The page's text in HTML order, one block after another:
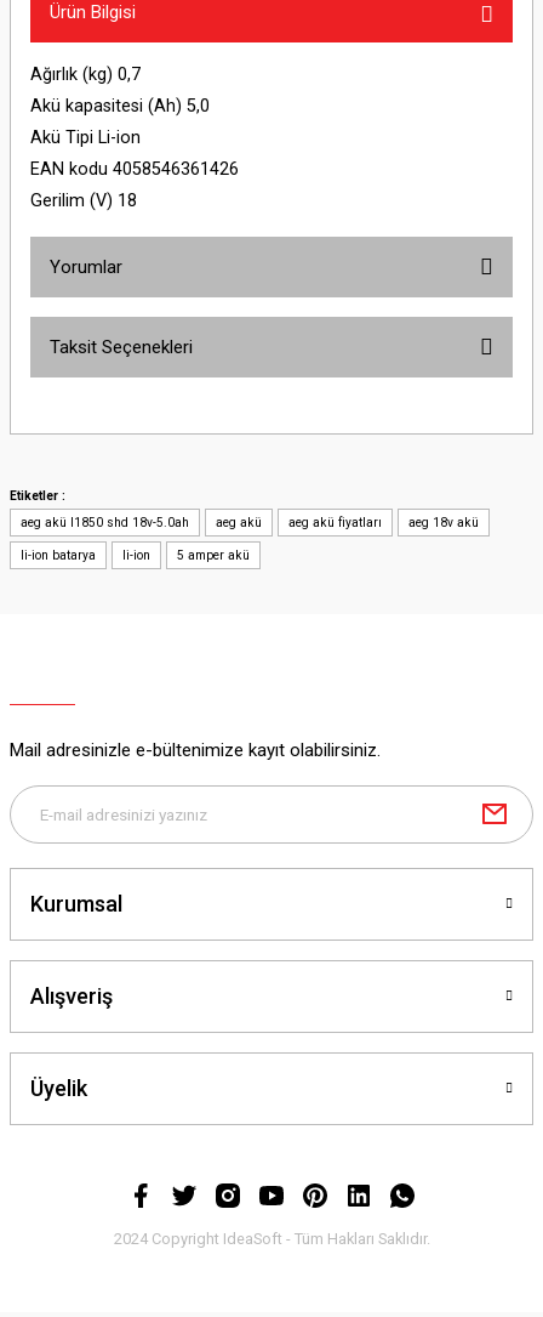
Ürün Bilgisi
Ağırlık (kg) 0,7
Akü kapasitesi (Ah) 5,0
Akü Tipi Li-ion
EAN kodu 4058546361426
Gerilim (V) 18
Yorumlar
Yorum Yaz
Taksit Seçenekleri
Etiketler :
aeg akü l1850 shd 18v-5.0ah
aeg akü aeg akü fiyatları aeg 18v akü
li-ion batarya li-ion 5 amper akü
Mail adresinizle e-bültenimize kayıt olabilirsiniz.
Kurumsal
Alışveriş
Üyelik
2024 Copyright IdeaSoft - Tüm Hakları Saklıdır.